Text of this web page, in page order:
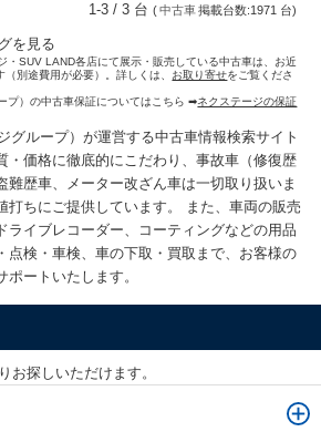
1-3 / 3 台 (中古車掲載台数:1971 台)
を見る
・SUV LAND各店にて展示・販売している中古車は、お近
別途費用が必要）。詳しくは、 お取り寄せをご覧くださ
プ）の中古車保証についてはこちら ➡ネクステージの保証
グループ）が運営する中古車情報検索サイト
・価格に徹底的にこだわり、事故車（修復歴
難歴車、メーター改ざん車は一切取り扱いま
打ちにご提供しています。 また、車両の販売
ライブレコーダー、コーティングなどの用品
点検・車検、車の下取・買取まで、お客様の
ートいたします。
お探しいただけます。